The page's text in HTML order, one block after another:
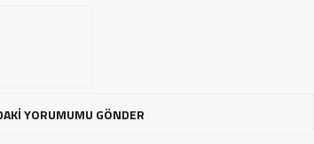
YORUMUMU GÖNDER